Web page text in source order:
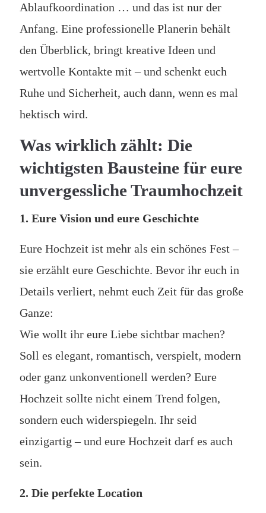
Ablaufkoordination … und das ist nur der
Anfang. Eine professionelle Planerin behält
den Überblick, bringt kreative Ideen und
wertvolle Kontakte mit – und schenkt euch
Ruhe und Sicherheit, auch dann, wenn es mal
hektisch wird.
Was wirklich zählt: Die
wichtigsten Bausteine für eure
unvergessliche Traumhochzeit
1. Eure Vision und eure Geschichte
Eure Hochzeit ist mehr als ein schönes Fest –
sie erzählt eure Geschichte. Bevor ihr euch in
Details verliert, nehmt euch Zeit für das große
Ganze:
Wie wollt ihr eure Liebe sichtbar machen?
Soll es elegant, romantisch, verspielt, modern
oder ganz unkonventionell werden? Eure
Hochzeit sollte nicht einem Trend folgen,
sondern euch widerspiegeln. Ihr seid
einzigartig – und eure Hochzeit darf es auch
sein.
2. Die perfekte Location